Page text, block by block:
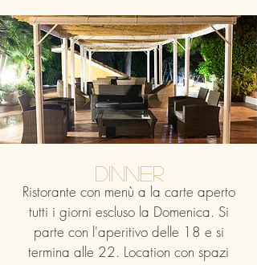
Dinner
Ristorante con menù a la carte aperto
tutti i giorni escluso la Domenica. Si
parte con l'aperitivo delle 18 e si
termina alle 22. Location con spazi